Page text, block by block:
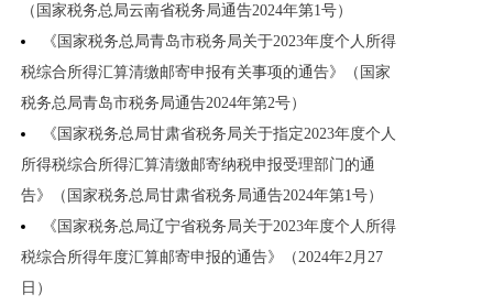
（国家税务总局云南省税务局通告2024年第1号）
《国家税务总局青岛市税务局关于2023年度个人所得
税综合所得汇算清缴邮寄申报有关事项的通告》（国家
税务总局青岛市税务局通告2024年第2号）
《国家税务总局甘肃省税务局关于指定2023年度个人
所得税综合所得汇算清缴邮寄纳税申报受理部门的通
告》（国家税务总局甘肃省税务局通告2024年第1号）
《国家税务总局辽宁省税务局关于2023年度个人所得
税综合所得年度汇算邮寄申报的通告》（2024年2月27
日）